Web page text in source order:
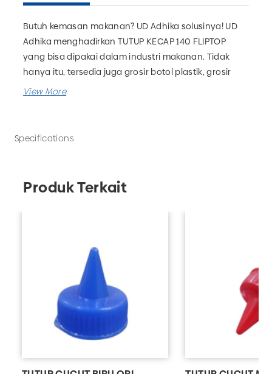
Butuh kemasan makanan? UD Adhika solusinya! UD
Adhika menghadirkan TUTUP KECAP 140 FLIPTOP
yang bisa dipakai dalam industri makanan. Tidak
hanya itu, tersedia juga grosir botol plastik, grosir
kemasan farmasi, grosir kemasan rumah tangga dan
Specifications
Produk Terkait